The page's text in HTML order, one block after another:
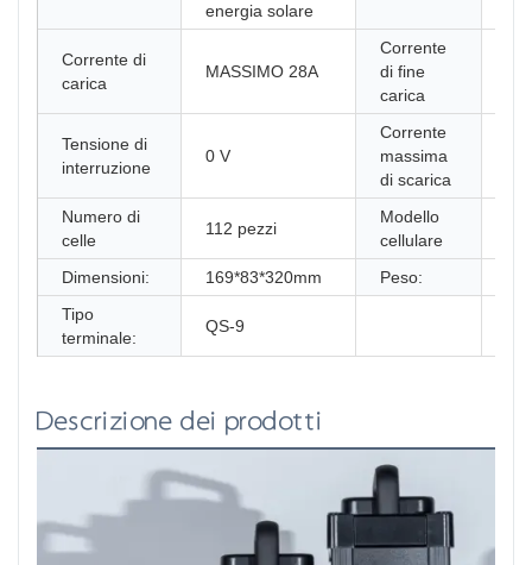
energia solare
Corrente di
carica
MASSIMO 28A
Corrente
di fine
carica
Tensione di
interruzione
0 V
Corrente
massima
di scarica
Numero di
celle
112 pezzi
Modello
cellulare
Dimensioni: 169*83*320mm Peso:
Tipo
terminale:
QS-9
Descrizione dei prodotti